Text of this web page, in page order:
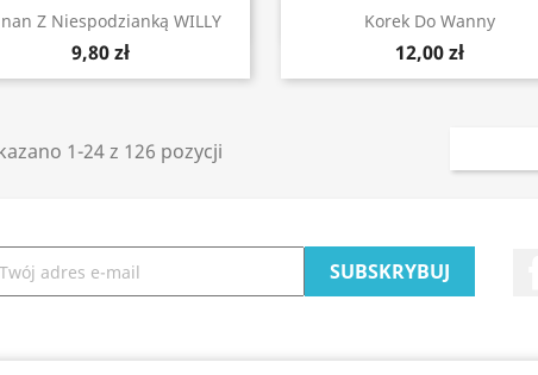
Z Niespodzianką WILLY
9,80 zł
Szybki podgląd Korek Do Wanny
12,00 zł
Szybki podgląd
1-24 z 126 pozycji